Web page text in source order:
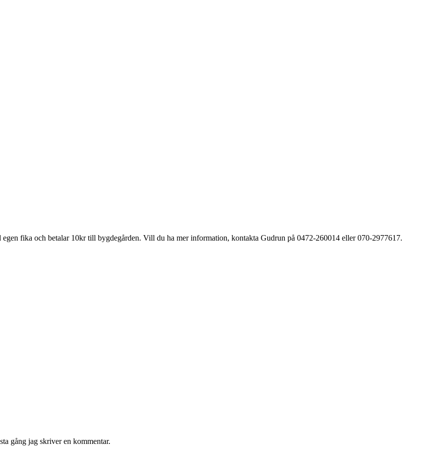
fika och betalar 10kr till bygdegården. Vill du ha mer information, kontakta Gudrun på 0472-260014 eller 070-2977617.
gång jag skriver en kommentar.